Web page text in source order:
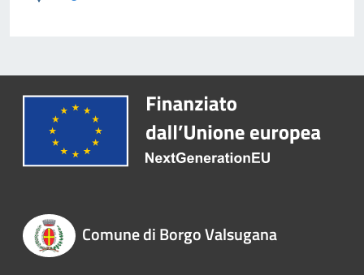
Comune di Borgo Valsugana